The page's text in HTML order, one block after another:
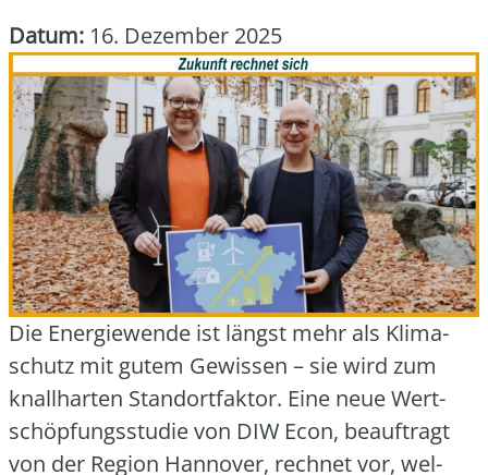
Datum: 16. Dezember 2025
Die Ener­gie­wen­de ist längst mehr als Kli­ma­
schutz mit gutem Gewis­sen – sie wird zum
knall­har­ten Stand­ort­fak­tor. Eine neue Wert­
schöp­fungs­stu­die von DIW Econ, beauf­tragt
von der Regi­on Han­no­ver, rech­net vor, wel­